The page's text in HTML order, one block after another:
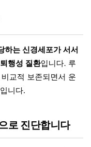
하는 신경세포가 서서
행성 질환입니다. 루
교적 보존되면서 운
니다.
로 진단합니다